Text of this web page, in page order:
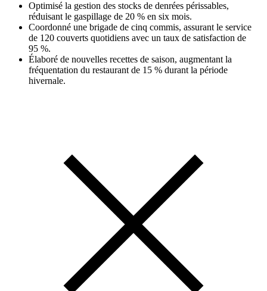
Optimisé la gestion des stocks de denrées périssables,
réduisant le gaspillage de 20 % en six mois.
Coordonné une brigade de cinq commis, assurant le service
de 120 couverts quotidiens avec un taux de satisfaction de
95 %.
Élaboré de nouvelles recettes de saison, augmentant la
fréquentation du restaurant de 15 % durant la période
hivernale.